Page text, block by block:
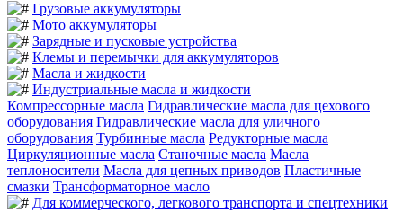
Грузовые аккумуляторы
Мото аккумуляторы
Зарядные и пусковые устройства
Клемы и перемычки для аккумуляторов
Масла и жидкости
Индустриальные масла и жидкости
Компрессорные масла Гидравлические масла для цехового
оборудования Гидравлические масла для уличного
оборудования Турбинные масла Редукторные масла
Циркуляционные масла Станочные масла Масла
теплоносители Масла для цепных приводов Пластичные
смазки Трансформаторное масло
Для коммерческого, легкового транспорта и спецтехники